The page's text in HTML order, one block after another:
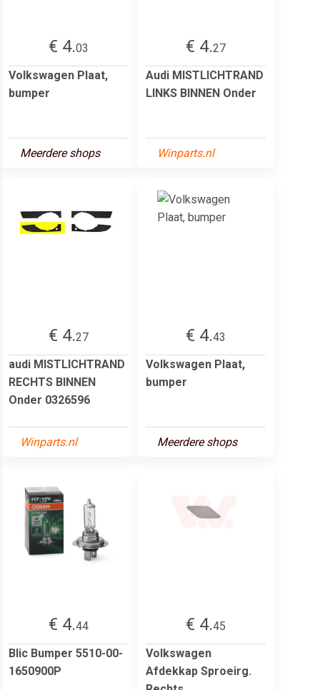
€ 4.03
Volkswagen Plaat,
bumper
Meerdere shops
€ 4.27
Audi MISTLICHTRAND
LINKS BINNEN Onder
Winparts.nl
€ 4.27
audi MISTLICHTRAND
RECHTS BINNEN
Onder 0326596
Winparts.nl
€ 4.43
Volkswagen Plaat,
bumper
Meerdere shops
€ 4.44
Blic Bumper 5510-00-
1650900P
€ 4.45
Volkswagen
Afdekkap Sproeirg.